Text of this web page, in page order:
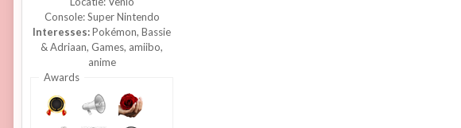
Console:Super Nintendo
Interesses:Pokémon, Bassie
& Adriaan, Games, amiibo,
anime
Awards